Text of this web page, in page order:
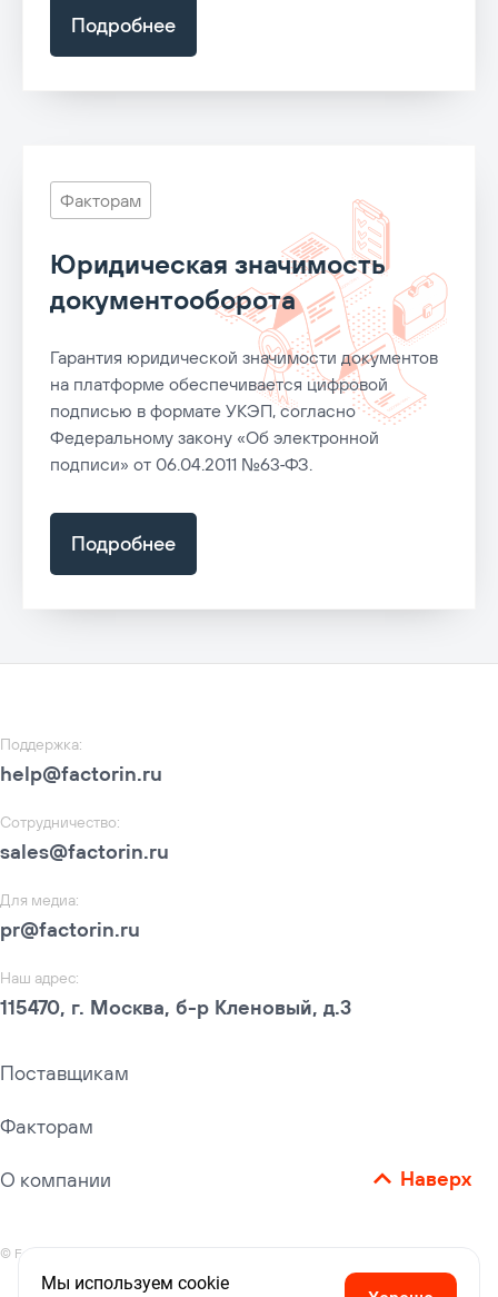
Мы используем cookie
Подробнее
Факторам
Юридическая значимость
документооборота
Гарантия юридической значимости документов
на платформе обеспечивается цифровой
подписью в формате УКЭП, согласно
Федеральному закону «Об электронной
подписи» от 06.04.2011 №63‑ФЗ.
Подробнее
Поддержка:
help@factorin.ru
Сотрудничество:
sales@factorin.ru
Для медиа:
pr@factorin.ru
Наш адрес:
115470, г. Москва, б-р Кленовый, д.3
Поставщикам
Факторам
О компании Наверх
© Factorin,